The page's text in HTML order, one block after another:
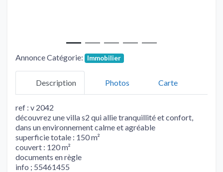
Annonce Catégorie: Immobilier
Description Photos Carte
ref : v 2042
découvrez une villa s2 qui allie tranquillité et confort,
dans un environnement calme et agréable
superficie totale : 150 m²
couvert : 120 m²
documents en règle
info ; 55461455